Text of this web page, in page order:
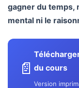
gagner du temps,
mental ni le
📄 du cours
Version